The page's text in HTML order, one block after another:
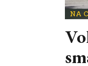
NA